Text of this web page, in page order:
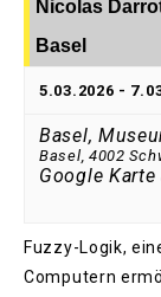
Nicolas
Basel
5.03.2026 -
Basel,
Basel, 4002
Google Karte
Fuzzy-Logik,
Computern